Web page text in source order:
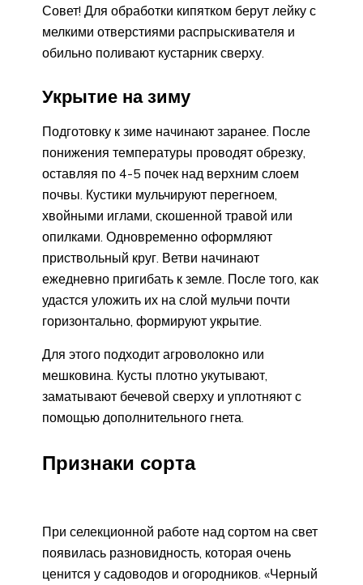
Совет! Для обработки кипятком берут лейку с
мелкими отверстиями распрыскивателя и
обильно поливают кустарник сверху.
Укрытие на зиму
Подготовку к зиме начинают заранее. После
понижения температуры проводят обрезку,
оставляя по 4-5 почек над верхним слоем
почвы. Кустики мульчируют перегноем,
хвойными иглами, скошенной травой или
опилками. Одновременно оформляют
приствольный круг. Ветви начинают
ежедневно пригибать к земле. После того, как
удастся уложить их на слой мульчи почти
горизонтально, формируют укрытие.
Для этого подходит агроволокно или
мешковина. Кусты плотно укутывают,
заматывают бечевой сверху и уплотняют с
помощью дополнительного гнета.
Признаки сорта
При селекционной работе над сортом на свет
появилась разновидность, которая очень
ценится у садоводов и огородников. «Черный